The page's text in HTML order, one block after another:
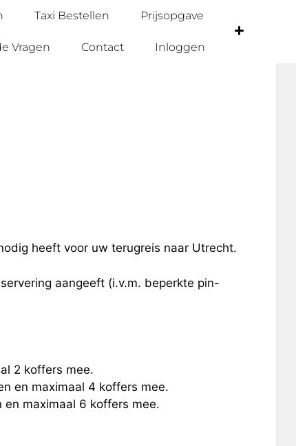
Taxi Bestellen Prijsopgave
Vragen Contact Inloggen
heeft voor uw terugreis naar Utrecht.
aangeeft (i.v.m. beperkte pin-
2 koffers mee.
en maximaal 4 koffers mee.
maximaal 6 koffers mee.